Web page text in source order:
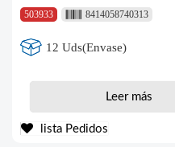
503933
8414058740313
12 Uds(Envase)
Leer más
lista Pedidos